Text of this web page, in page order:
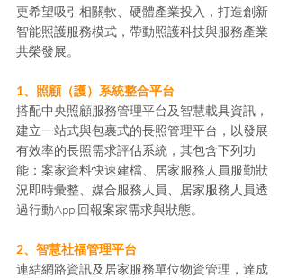
更希望吸引相關軟、硬體產業投入，打造創新
智能照護服務模式，帶動照護科技與服務產業
共榮發展。
1、照顧（護）系統整合平台
搭配中央照顧服務管理平台及智慧載具資訊，
建立一站式與包裹式的長照管理平台，以發展
有效率的長照需求評估系統，其包含下列功
能：案家資料快速建檔、居家服務人員服勤狀
況即時彙整、媒合服務人員、居家服務人員透
過行動App 回報案家需求與狀態。
2、智慧社福管理平台
連結網路資訊及居家服務單位物資管理，達成